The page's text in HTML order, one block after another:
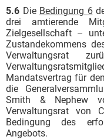
5.6 Die Bedingung 6
drei amtierende
Zielgesellschaft –
Zustandekommens
Verwaltungsrat
Mandatsvertrag für
die
Smith & Nephew
Verwaltungsrat von
Bedingung des
Angebots.